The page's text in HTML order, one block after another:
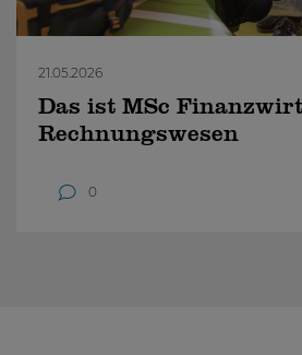
21.05.2026
Das ist MSc
Rechnungswesen
0